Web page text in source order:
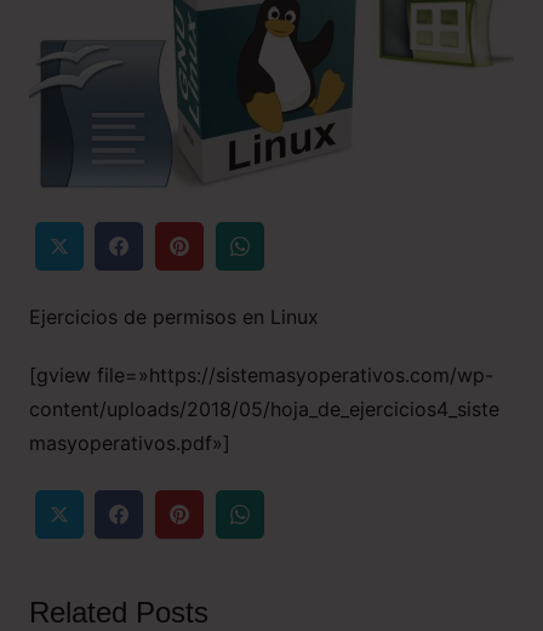
Ejercicios de permisos en Linux
[gview file=»https://sistemasyoperativos.com/wp-
content/uploads/2018/05/hoja_de_ejercicios4_siste
masyoperativos.pdf»]
Related Posts